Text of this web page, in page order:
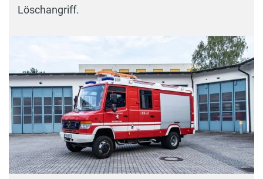
Löschangriff.